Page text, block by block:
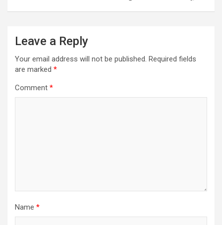
Leave a Reply
Your email address will not be published. Required fields
are marked *
Comment *
Name *